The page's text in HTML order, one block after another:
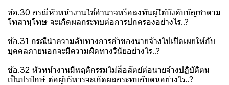
ข้อ.30 กรณีหัวหน้างานใช้อำนาจหรือลงทันผู้ใต้บังคับบัญชาตาม
โทสานุโทษ จะเกิดผลกระทบต่อการปกครองอย่างไร..?
ข้อ.31 กรณีนำความลับทางการค้าของนายจ้างไปเปิดเผยให้กับ
บุคคลภายนอกจะมีความผิดทางวินัยอย่างไร..?
ข้อ.32 หัวหน้างานมีพฤติกรรมไม่สื่อสัตย์ต่อนายจ้างปฏิบัติตน
เป็นปรปักษ์ ต่อผู้บริหารจะเกิดผลกระทบกับตนอย่างไร..?